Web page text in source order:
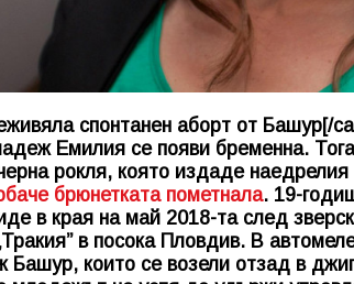
спонтанен аборт от Башур[/
Емилия се появи бременна.
рокля, която издаде
брюнетката пометнала. 19-
в края на май 2018-та след
в посока Пловдив. В
които се возели отзад в